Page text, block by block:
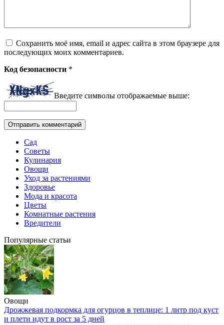
Сохранить моё имя, email и адрес сайта в этом браузере для
последующих моих комментариев.
Код безопасности *
Введите символы отображаемые выше:
Сад
Советы
Кулинария
Овощи
Уход за растениями
Здоровье
Мода и красота
Цветы
Комнатные растения
Вредители
Популярные статьи
Овощи
Дрожжевая подкормка для огурцов в теплице: 1 литр под куст
и плети идут в рост за 5 дней